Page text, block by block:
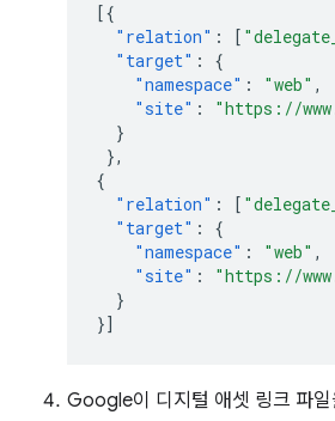
[{
"relation" : [
"target" :
{
"namespace" : "web" ,
"site" :
"https://
}
},
{
"relation" : [
"target" :
{
"namespace" : "web" ,
"site" :
"https://
}
}]
Google이 디지털 애셋 링크 파